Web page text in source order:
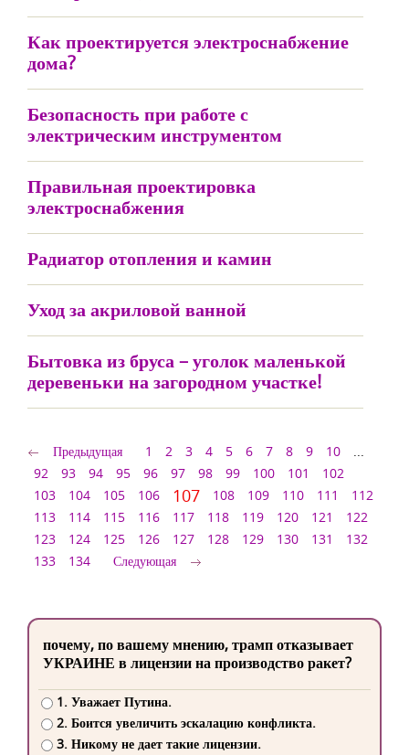
Как проектируется электроснабжение
дома?
Безопасность при работе с
электрическим инструментом
Правильная проектировка
электроснабжения
Радиатор отопления и камин
Уход за акриловой ванной
Бытовка из бруса – уголок маленькой
деревеньки на загородном участке!
Предыдущая 1 2 3 4 5 6 7 8 9 10
...
92
93 94 95 96 97 98 99 100 101
102
103
104 105 106 107 108 109 110 111
112
113
114 115 116 117 118 119 120 121
122
123
124 125 126 127 128 129 130 131
132
133
134 Следующая
почему, по вашему мнению, трамп отказывает
УКРАИНЕ в лицензии на производство ракет?
1. Уважает Путина.
2. Боится увеличить эскалацию конфликта.
3. Никому не дает такие лицензии.